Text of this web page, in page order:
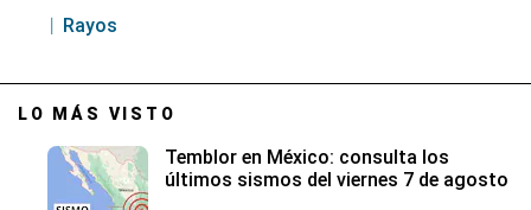
Rayos
LO MÁS VISTO
Temblor en México: consulta los
últimos sismos del viernes 7 de agosto